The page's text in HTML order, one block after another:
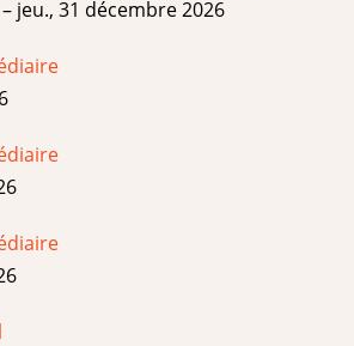
jeu., 31 décembre 2026